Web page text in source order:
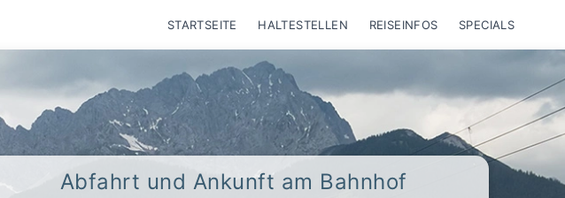
STARTSEITE HALTESTELLEN REISEINFOS SPECIALS
Abfahrt und Ankunft am Bahnhof